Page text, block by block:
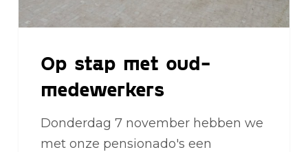
Op stap met oud-
medewerkers
Donderdag 7 november hebben we
met onze pensionado's een